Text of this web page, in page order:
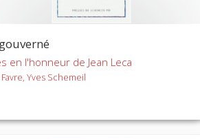
en l'honneur de Jean Leca
Yves Schemeil